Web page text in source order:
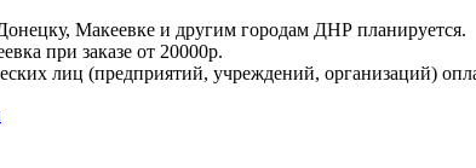
Макеевке и другим городам ДНР планируется.
при заказе от 20000р.
лиц (предприятий, учреждений, организаций)